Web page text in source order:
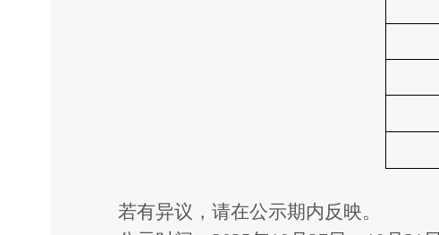
若有异议，请在公示期内反映。